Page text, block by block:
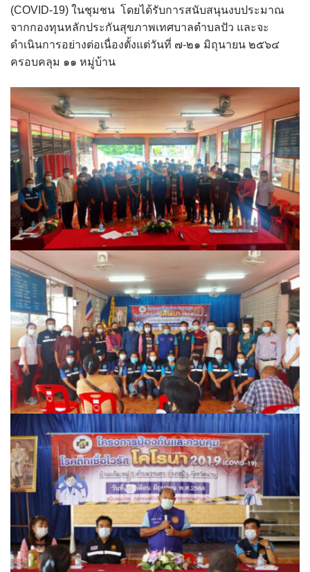
ติดต่อหน่วยงาน
ที่พัก
C View Home
Deply
Go Hight ‘O Village
HOMU Villa
Montha Residence
Shanti – Retreat
กรีนฮิลล์รีสอร์ท
ก๋างโต้งคอฟฟี่รีสอร์ท
ชมพูภูคารีสอร์ท
ต้นแหลงโฮมสเตย์
ตูบฮิมโต้งโฮมสเตย์
นครน่านอพาร์ทเม้น
นะลาวิวรีสอร์ท
นาต้นบัวโฮมสเตย์
น่านปัว รีสอร์ท
(COVID-19) ในชุมชน โดยได้รับการสนับสนุนงบประมาณ
จากกองทุนหลักประกันสุขภาพเทศบาลตำบลปัว และจะ
ดำเนินการอย่างต่อเนื่องตั้งแต่วันที่ ๗-๒๑ มิถุนายน ๒๕๖๔
ครอบคลุม ๑๑ หมู่บ้าน